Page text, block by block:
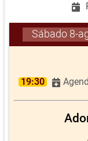
Sábado 8-
19:30